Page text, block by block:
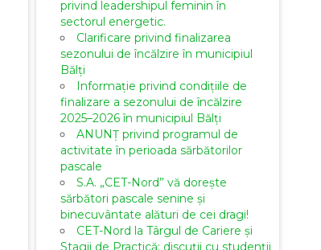
privind leadershipul feminin în
sectorul energetic.
Clarificare privind finalizarea
sezonului de încălzire în municipiul
Bălți
Informație privind condițiile de
finalizare a sezonului de încălzire
2025–2026 în municipiul Bălți
ANUNȚ privind programul de
activitate în perioada sărbătorilor
pascale
S.A. „CET-Nord” vă dorește
sărbători pascale senine și
binecuvântate alături de cei dragi!
CET-Nord la Târgul de Cariere și
Stagii de Practică: discuții cu studenții